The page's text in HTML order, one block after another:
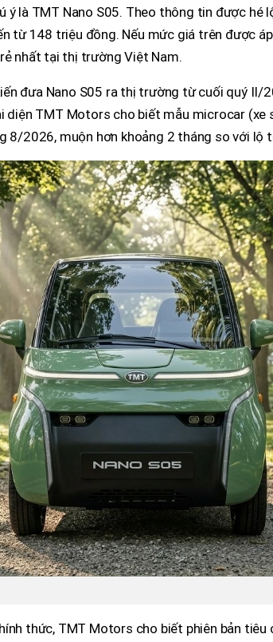
ý là TMT Nano S05. Theo thông tin được hé
từ 148 triệu đồng. Nếu mức giá trên được
nhất tại thị trường Việt Nam.
đưa Nano S05 ra thị trường từ cuối quý II/
diện TMT Motors cho biết mẫu microcar (xe
8/2026, muộn hơn khoảng 2 tháng so với lộ
thức, TMT Motors cho biết phiên bản tiêu